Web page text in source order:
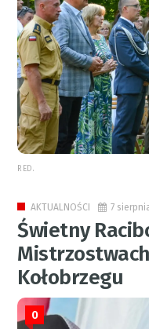
RED.
AKTUALNOŚCI 7
Świetny
Kołobrzegu
0